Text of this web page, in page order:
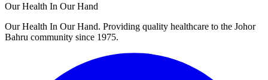
Our Health In Our Hand
Our Health In Our Hand. Providing quality healthcare to the Johor
Bahru community since 1975.